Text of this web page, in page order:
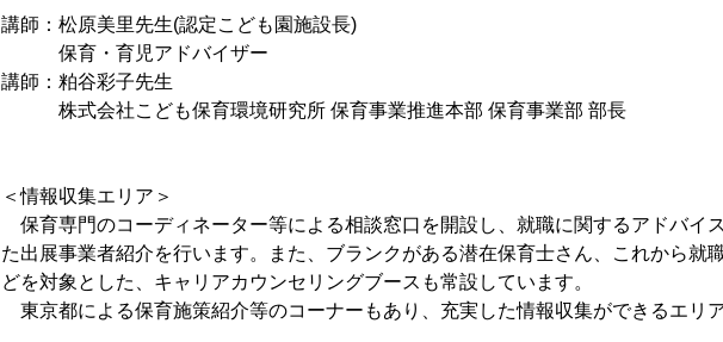
講師：松原美里先生(認定こども園施設長)
保育・育児アドバイザー
講師：粕谷彩子先生
株式会社こども保育環境研究所 保育事業推進本部 保育事業部 部長
＜情報収集エリア＞
保育専門のコーディネーター等による相談窓口を開設し、就職に関するアドバイ
た出展事業者紹介を行います。また、ブランクがある潜在保育士さん、これから就
どを対象とした、キャリアカウンセリングブースも常設しています。
東京都による保育施策紹介等のコーナーもあり、充実した情報収集ができるエリア